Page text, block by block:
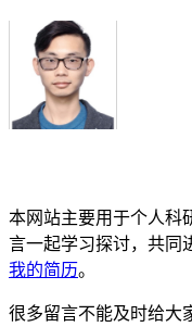
本网站主要用于个人科
言一起学习探讨，共同
我的简历。
很多留言不能及时给大